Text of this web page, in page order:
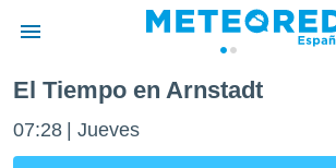
de
El Tiempo en Arnstadt
07:28 Jueves